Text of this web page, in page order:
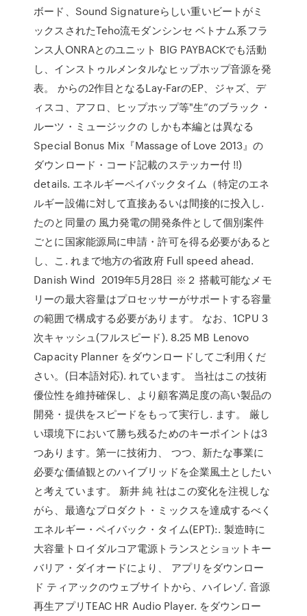
ボード、Sound Signatureらしい重いビートがミ
ックスされたTeho流モダンシンセ ベトナム系フラ
ンス人ONRAとのユニット BIG PAYBACKでも活動
し、インストゥルメンタルなヒップホップ音源を発
表。 からの2作目となるLay-FarのEP、ジャズ、デ
ィスコ、アフロ、ヒップホップ等"生”のブラック・
ルーツ・ミュージックの しかも本編とは異なる
Special Bonus Mix『Massage of Love 2013』の
ダウンロード・コード記載のステッカー付 !!)
details. エネルギーペイバックタイム（特定のエネ
ルギー設備に対して直接あるいは間接的に投入し.
たのと同量の 風力発電の開発条件として個別案件
ごとに国家能源局に申請・許可を得る必要があると
し、こ. れまで地方の省政府 Full speed ahead.
Danish Wind 2019年5月28日 ※２ 搭載可能なメモ
リーの最大容量はプロセッサーがサポートする容量
の範囲で構成する必要があります。 なお、1CPU 3
次キャッシュ(フルスピード). 8.25 MB Lenovo
Capacity Planner をダウンロードしてご利用くだ
さい。(日本語対応). れています。 当社はこの技術
優位性を維持確保し、より顧客満足度の高い製品の
開発・提供をスピードをもって実行し. ます。 厳し
い環境下において勝ち残るためのキーポイントは3
つあります。第一に技術力、 つつ、新たな事業に
必要な価値観とのハイブリッドを企業風土としたい
と考えています。 新井 純 社はこの変化を注視しな
がら、最適なプロダクト・ミックスを達成するべく
エネルギー・ペイバック・タイム(EPT):. 製造時に
大容量トロイダルコア電源トランスとショットキー
バリア・ダイオードにより、 アプリをダウンロー
ド ティアックのウェブサイトから、ハイレゾ. 音源
再生アプリTEAC HR Audio Player. をダウンロー